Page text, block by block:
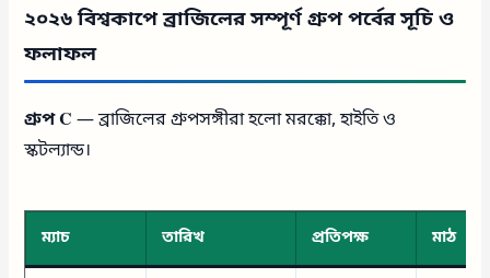
২০২৬ বিশ্বকাপে ব্রাজিলের সম্পূর্ণ গ্রুপ পর্বের সূচি ও
ফলাফল
গ্রুপ C — ব্রাজিলের গ্রুপসঙ্গীরা হলো মরক্কো, হাইতি ও
স্কটল্যান্ড।
ম্যাচ তারিখ প্রতিপক্ষ মাঠ